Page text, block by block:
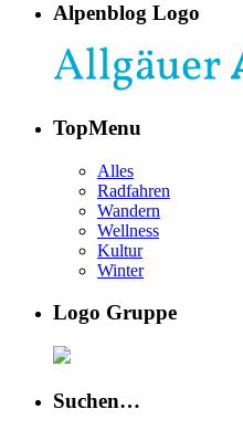
Alpenblog Logo
TopMenu
Alles
Radfahren
Wandern
Wellness
Kultur
Winter
Logo Gruppe
Suchen…